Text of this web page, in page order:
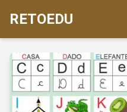
RETOEDU